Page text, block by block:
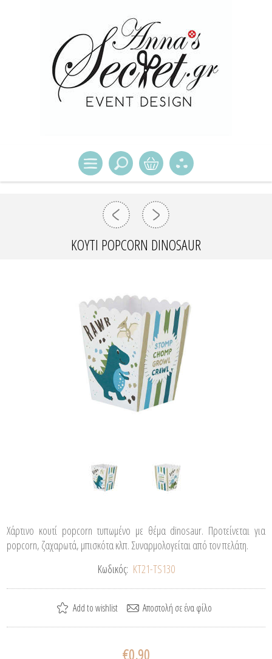
ΚΟΥΤΙ POPCORN DINOSAUR
Χάρτινο κουτί popcorn τυπωμένο με θέμα dinosaur. Προτείνεται για
popcorn, ζαχαρωτά, μπισκότα κλπ. Συναρμολογείται από τον πελάτη.
Κωδικός: ΚΤ21-TS130
€0,90